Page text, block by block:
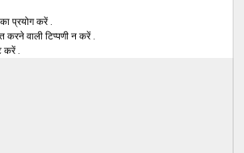
प्रयोग करें .
वाली टिप्पणी न करें .
करें .